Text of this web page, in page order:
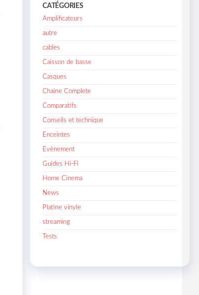
CATÉGORIES
Amplificateurs
autre
cables
Caisson de basse
Casques
Chaine Complete
Comparatifs
Conseils et technique
Enceintes
Evènement
Guides Hi-Fi
Home Cinema
News
Platine vinyle
streaming
Tests